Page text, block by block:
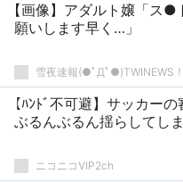
【画像】アダルト嬢「ス
願いします早く…」
雪夜速報(●ﾟДﾟ●)TWINEWS！
【ﾊﾝﾄﾞ不可避】サッカー
ぶるんぶるん揺らしてし
ニコニコVIP2ch